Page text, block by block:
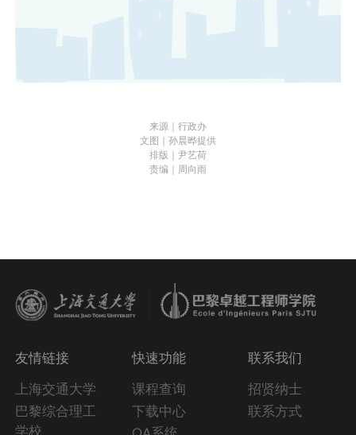
来源｜行政办
文图｜孙晨晔提供
排版｜尹艺荷
责编｜周向雨
友情链接
上海交通大学
巴黎综合理工
学校
快速功能
课程查询
下载中心
联系我们
招贤纳士
联系方式